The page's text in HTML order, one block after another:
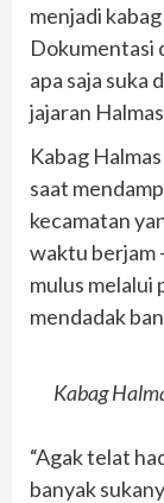
menjadi
Dokumentasi
apa saja suka
jajaran
Kabag
saat
kecamatan
waktu berjam
mulus melalui
mendadak
Kabag
“Agak telat
banyak